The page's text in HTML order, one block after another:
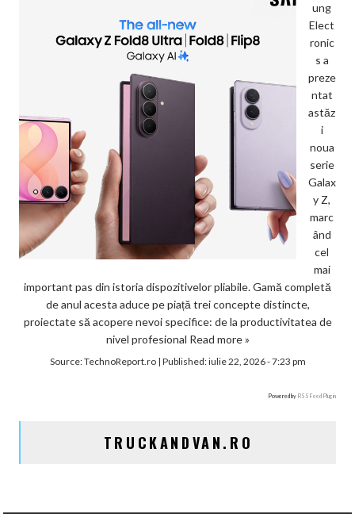
ung
Elect
ronic
s a
preze
ntat
astăz
i
noua
serie
Galax
y Z,
marc
ând
cel
mai
important pas din istoria dispozitivelor pliabile. Gamă completă
de anul acesta aduce pe piață trei concepte distincte,
proiectate să acopere nevoi specifice: de la productivitatea de
nivel profesional Read more »
Source:TechnoReport.ro| Published:iulie 22, 2026 - 7:23 pm
Powered by RSS Feed Plugin
TRUCKANDVAN.RO